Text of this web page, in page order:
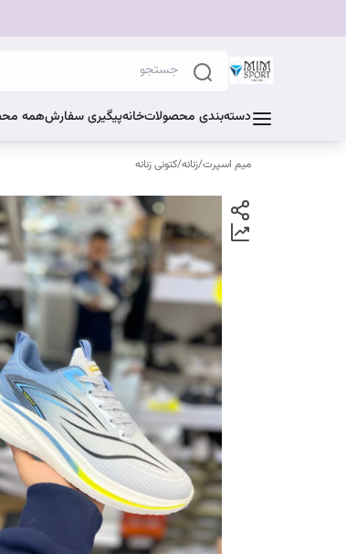
دسته‌بندی محصولاتخانهپیگیری سفارشهمه
میم اسپرت/زنانه/کتونی زنانه